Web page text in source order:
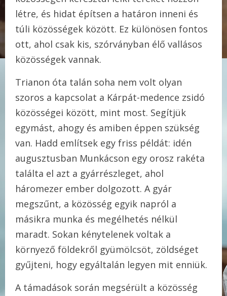
létre, és hidat építsen a határon inneni és
túli közösségek között. Ez különösen fontos
ott, ahol csak kis, szórványban élő vallásos
közösségek vannak.
Trianon óta talán soha nem volt olyan
szoros a kapcsolat a Kárpát-medence zsidó
közösségei között, mint most. Segítjük
egymást, ahogy és amiben éppen szükség
van. Hadd említsek egy friss példát: idén
augusztusban Munkácson egy orosz rakéta
találta el azt a gyárrészleget, ahol
háromezer ember dolgozott. A gyár
megszűnt, a közösség egyik napról a
másikra munka és megélhetés nélkül
maradt. Sokan kénytelenek voltak a
környező földekről gyümölcsöt, zöldséget
gyűjteni, hogy egyáltalán legyen mit enniük.
A támadások során megsérült a közösség